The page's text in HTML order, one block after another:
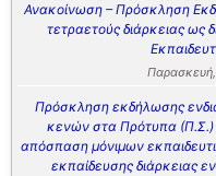
Ανακοίνωση – Πρόσκληση
τετραετούς διάρκειας ως
Παρασκευή,
Πρόσκληση εκδήλωσης
κενών στα Πρότυπα (Π.Σ.)
απόσπαση μόνιμων
εκπαίδευσης διάρκειας